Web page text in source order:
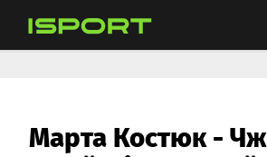
Марта Костюк -